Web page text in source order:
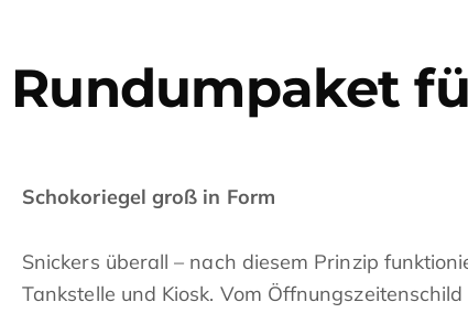
Rundumpaket
Schokoriegel groß in Form
Snickers überall – nach diesem Prinzip
Tankstelle und Kiosk. Vom